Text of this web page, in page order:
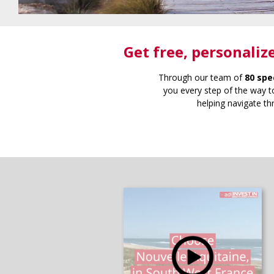
Get free,
Through our team of 80
you every step of the way
helping navigate